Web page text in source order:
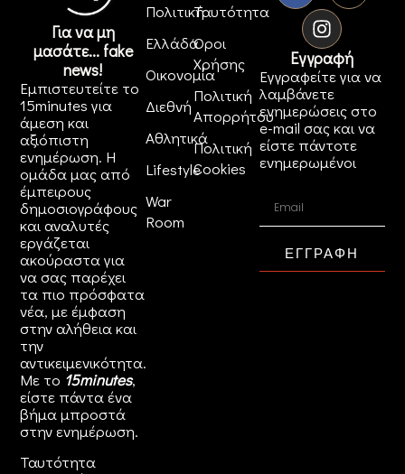
Για να μη
μασάτε... fake
news!
Εμπιστευτείτε το
15minutes για
άμεση και
αξιόπιστη
ενημέρωση. Η
ομάδα μας από
έμπειρους
δημοσιογράφους
και αναλυτές
εργάζεται
ακούραστα για
να σας παρέχει
τα πιο πρόσφατα
νέα, με έμφαση
στην αλήθεια και
την
αντικειμενικότητα.
Με το 15minutes,
είστε πάντα ένα
βήμα μπροστά
στηνενημέρωση.
Ταυτότητα
Πολιτική
Ελλάδα
Οικονομία
Διεθνή
Αθλητικά
Lifestyle
War
Room
Ταυτότητα
Όροι
Χρήσης
Πολιτική
Απορρήτου
Πολιτική
Cookies
Εγγραφή
Εγγραφείτε για να
λαμβάνετε
ενημερώσεις στο
e-mail σας και να
είστε πάντοτε
ενημερωμένοι
ΕΓΓΡΑΦΗ